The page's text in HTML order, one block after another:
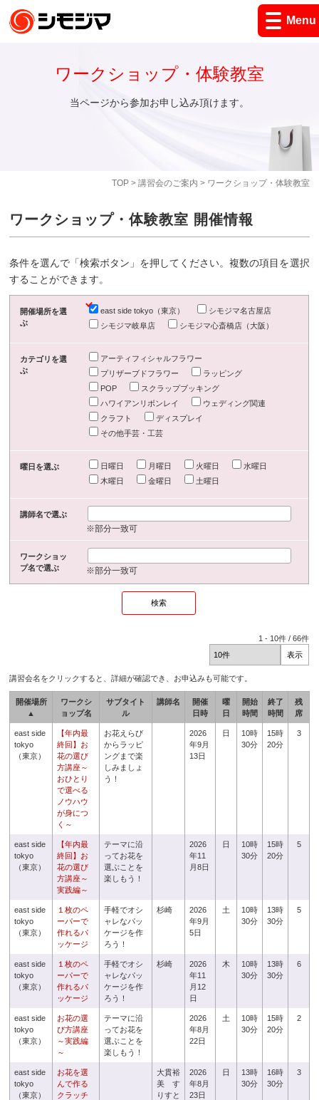
Menu
TOP> 講習会のご案内 > ワークショップ・体験教室
ワークショップ・体験教室
当ページから参加お申し込み頂けます。
ワークショップ・体験教室 開催情報
条件を選んで「検索ボタン」を押してください。複数の項目を選択
することができます。
開催場所を選
ぶ
east side tokyo（東京）
シモジマ名古屋店
シモジマ岐阜店
シモジマ心斎橋店（大阪）
カテゴリを選
ぶ
アーティフィシャルフラワー
プリザーブドフラワー
ラッピング
POP
スクラップブッキング
ハワイアンリボンレイ
ウェディング関連
クラフト
ディスプレイ
その他手芸・工芸
曜日を選ぶ 日曜日 月曜日 火曜日
水曜日
木曜日
金曜日 土曜日
講師名で選ぶ
※部分一致可
ワークショッ
プ名で選ぶ
※部分一致可
1 - 10件 /66件
講習会名をクリックすると、詳細が確認でき、お申込みも可能です。
開催場所
▲
ワークシ
ョップ名
サブタイト
ル
講師名
開催
日時
曜
日
開始
時間
終了
時間
残
席
east side
tokyo
（東京）
【年内最
終回】お
花の選び
方講座～
おひとり
で選べる
ノウハウ
が身につ
く～
お花えらび
からラッピ
ングまで楽
しみましょ
う！
2026
年9月
13日
日
10時
30分
15時
20分
3
east side
tokyo
（東京）
【年内最
終回】お
花の選び
方講座～
実践編～
テーマに沿
ってお花を
選ぶことを
楽しもう！
2026
年11
月8日
日
10時
30分
15時
20分
5
east side
tokyo
（東京）
１枚のペ
ーパーで
作れるパ
ッケージ
手軽でオシ
ャレなパッ
ケージを作
ろう！
杉崎
2026
年9月
5日
土
10時
30分
13時
30分
5
east side
tokyo
（東京）
１枚のペ
ーパーで
作れるパ
ッケージ
手軽でオシ
ャレなパッ
ケージを作
ろう！
杉崎
2026
年11
月12
日
木
10時
30分
13時
30分
6
east side
tokyo
（東京）
お花の選
び方講座
～実践編
～
テーマに沿
ってお花を
選ぶことを
楽しもう！
2026
年8月
22日
土
10時
30分
15時
20分
2
east side
tokyo
（東京）
お花を選
んで作る
クラッチ
大貫裕
美 す
りすと
2026
年8月
23日
日
13時
30分
16時
30分
3